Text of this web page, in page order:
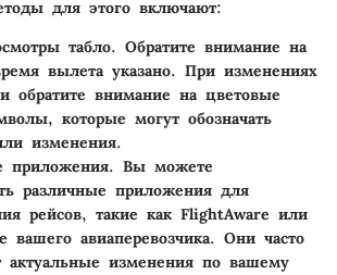
для этого включают:
табло. Обратите внимание на
вылета указано. При изменениях
обратите внимание на цветовые
которые могут обозначать
изменения.
приложения. Вы можете
различные приложения для
рейсов, такие как FlightAware или
вашего авиаперевозчика. Они часто
актуальные изменения по вашему